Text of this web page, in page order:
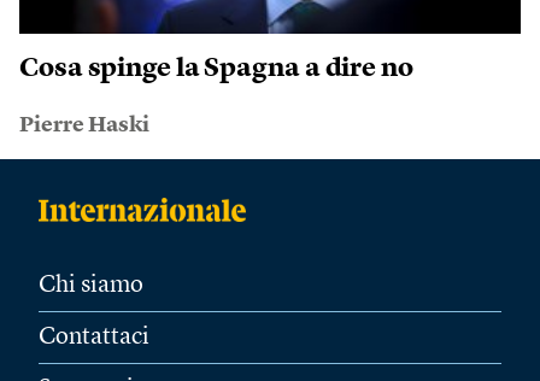
Cosa spinge la Spagna a dire no
Pierre Haski
Chi siamo
Contattaci